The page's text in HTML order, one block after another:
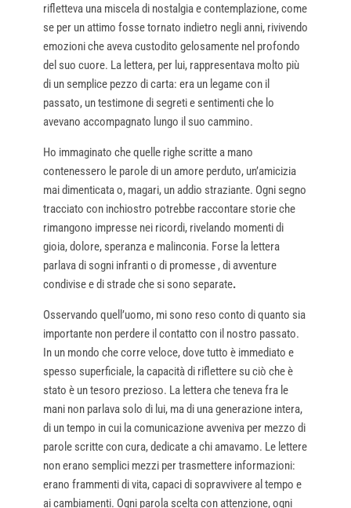
rifletteva una miscela di nostalgia e contemplazione, come
se per un attimo fosse tornato indietro negli anni, rivivendo
emozioni che aveva custodito gelosamente nel profondo
del suo cuore. La lettera, per lui, rappresentava molto più
di un semplice pezzo di carta: era un legame con il
passato, un testimone di segreti e sentimenti che lo
avevano accompagnato lungo il suo cammino.
Ho immaginato che quelle righe scritte a mano
contenessero le parole di un amore perduto, un’amicizia
mai dimenticata o, magari, un addio straziante. Ogni segno
tracciato con inchiostro potrebbe raccontare storie che
rimangono impresse nei ricordi, rivelando momenti di
gioia, dolore, speranza e malinconia. Forse la lettera
parlava di sogni infranti o di promesse , di avventure
condivise e di strade che si sono separate.
Osservando quell’uomo, mi sono reso conto di quanto sia
importante non perdere il contatto con il nostro passato.
In un mondo che corre veloce, dove tutto è immediato e
spesso superficiale, la capacità di riflettere su ciò che è
stato è un tesoro prezioso. La lettera che teneva fra le
mani non parlava solo di lui, ma di una generazione intera,
di un tempo in cui la comunicazione avveniva per mezzo di
parole scritte con cura, dedicate a chi amavamo. Le lettere
non erano semplici mezzi per trasmettere informazioni:
erano frammenti di vita, capaci di sopravvivere al tempo e
ai cambiamenti. Ogni parola scelta con attenzione, ogni